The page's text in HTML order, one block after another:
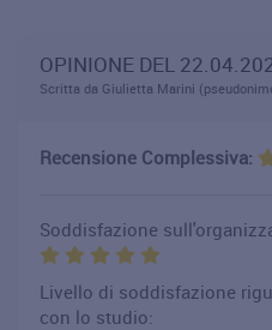
OPINIONE DEL
Scritta da Giulietta Marini
Recensione Complessiva:
Soddisfazione
Livello di soddisfazione
con lo studio: